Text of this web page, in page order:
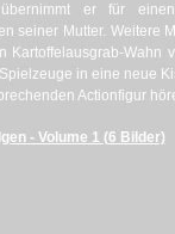
er für
seiner Mutter. Weitere
Kartoffelausgrab-Wahn
in eine neue
Actionfigur
- Volume 1 (6 Bilder)